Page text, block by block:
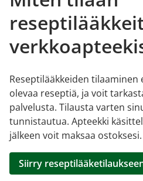
Reseptilääkkeiden tilaaminen
olevaa reseptiä, ja voit
palvelusta. Tilausta varten
tunnistautua. Apteekki
jälkeen voit maksaa ostoksesi.
Siirry